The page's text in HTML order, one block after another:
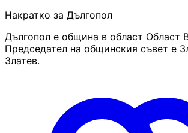
Накратко за Дългопол
Дългопол е община в област Област
Председател на общинския съвет е
Златев.